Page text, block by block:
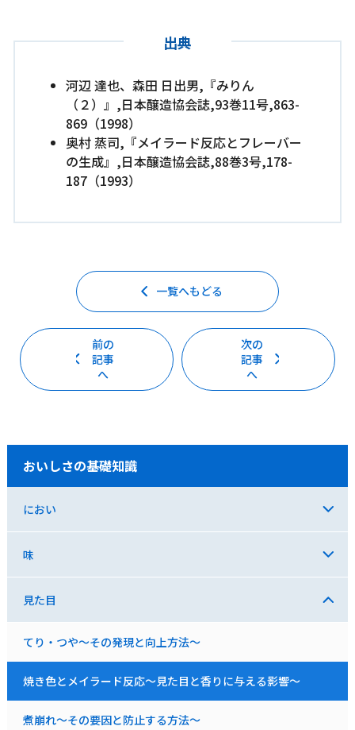
おいしさの基礎知識
におい
味
見た目
てり・つや～その発現と向上方法～
焼き色とメイラード反応～見た目と香りに与える影響～
煮崩れ～その要因と防止する方法～
出典
河辺 達也、森田 日出男,『みりん
（２）』,日本醸造協会誌,93巻11号,863-
869（1998）
奥村 蒸司,『メイラード反応とフレーバー
の生成』,日本醸造協会誌,88巻3号,178-
187（1993）
一覧へもどる
前の
記事
へ
次の
記事
へ